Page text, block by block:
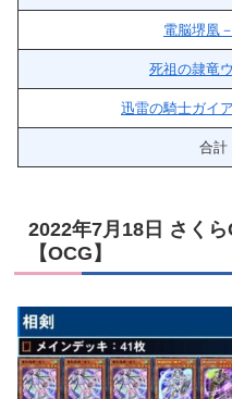
電脳堺凰
死祖の隷竜
迅雷の騎士ガイ
合計
2022年7月18日 さく
【OCG】